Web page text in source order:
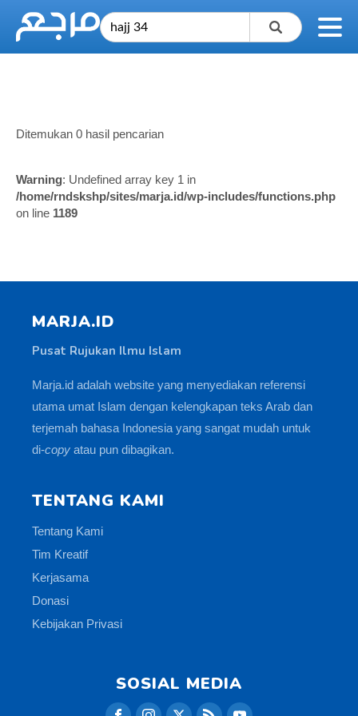
Ditemukan 0 hasil pencarian
Warning: Undefined array key 1 in
/home/rndskshp/sites/marja.id/wp-includes/functions.php
on line 1189
MARJA.ID
Pusat Rujukan Ilmu Islam
Marja.id adalah website yang menyediakan referensi
utama umat Islam dengan kelengkapan teks Arab dan
terjemah bahasa Indonesia yang sangat mudah untuk
di-copy atau pun dibagikan.
TENTANG KAMI
Tentang Kami
Tim Kreatif
Kerjasama
Donasi
Kebijakan Privasi
SOSIAL MEDIA